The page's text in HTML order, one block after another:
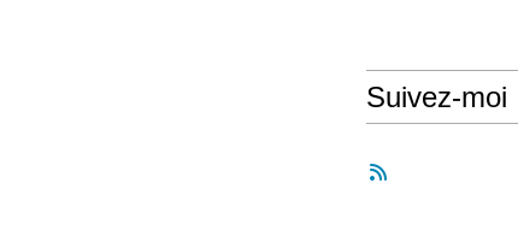
Suivez-moi